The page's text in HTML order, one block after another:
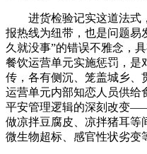
进货检验记实这道法式
报热线为纽带，也是问题易
久就没事”的错误不雅念，
餐饮运营单元实施惩罚，是
传，各有侧沉、笼盖城乡、
运营单元内部知恋人员供给
平安管理逻辑的深刻改变
做凉拌豆腐皮、凉拌猪耳等
微生物超标、感官性状劣变